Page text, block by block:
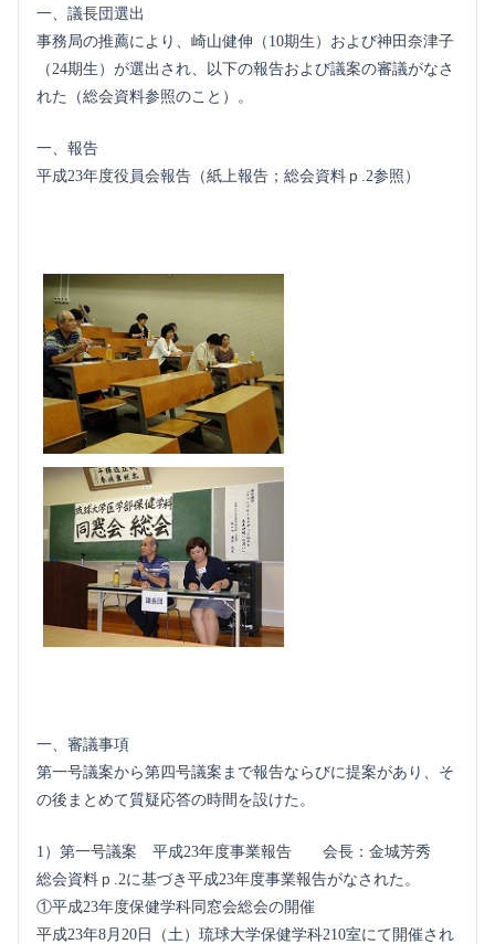
一、議長団選出
事務局の推薦により、崎山健伸（10期生）および神田奈津子
（24期生）が選出され、以下の報告および議案の審議がなさ
れた（総会資料参照のこと）。
一、報告
平成23年度役員会報告（紙上報告；総会資料ｐ.2参照）
一、審議事項
第一号議案から第四号議案まで報告ならびに提案があり、そ
の後まとめて質疑応答の時間を設けた。
1）第一号議案 平成23年度事業報告 会長：金城芳秀
総会資料ｐ.2に基づき平成23年度事業報告がなされた。
①平成23年度保健学科同窓会総会の開催
平成23年8月20日（土）琉球大学保健学科210室にて開催され